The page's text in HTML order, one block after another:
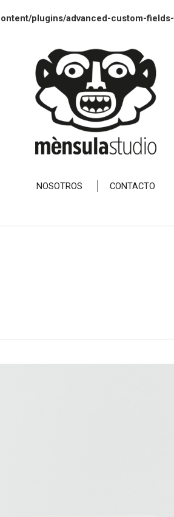
plugins/advanced-custom-
NOSOTROS CONTACTO